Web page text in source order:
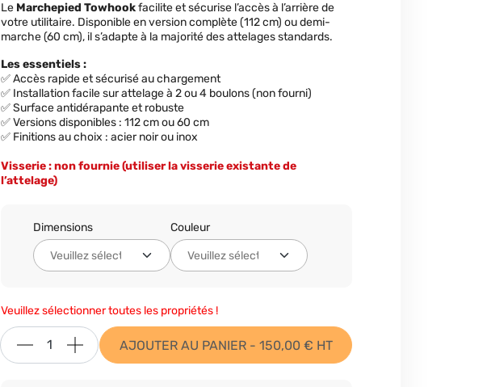
Le Marchepied Towhookfacilite et sécurise l’accès à l’arrière de
votre utilitaire. Disponible en version complète (112 cm) ou demi-
marche (60 cm), il s’adapte à la majorité des attelages standards.
Les essentiels :
✅ Accès rapide et sécurisé au chargement
✅ Installation facile sur attelage à 2 ou 4 boulons (non fourni)
✅ Surface antidérapante et robuste
✅ Versions disponibles : 112 cm ou 60 cm
✅ Finitions au choix : acier noir ou inox
Visserie : non fournie (utiliser la visserie existante de
l’attelage)
Dimensions Couleur
Veuillez sélectionner toutes les propriétés !
AJOUTER AU PANIER - 150,00 € HT